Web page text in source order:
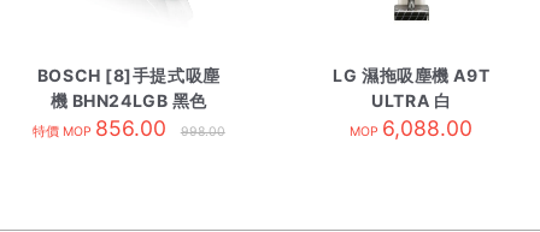
BOSCH [8]手提式吸塵
機 BHN24LGB 黑色
特價 MOP 856.00 998.00
LG 濕拖吸塵機 A9T
ULTRA 白
MOP 6,088.00